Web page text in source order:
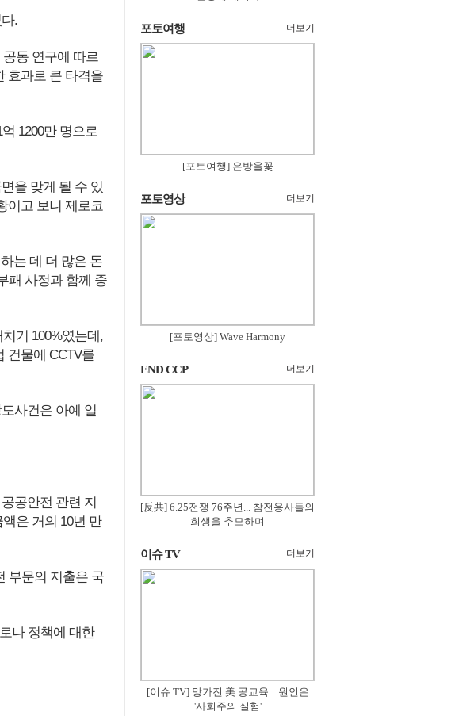
.
공동 연구에 따르
효과로 큰 타격을
1200만 명으로
을 맞게 될 수 있
이고 보니 제로코
는 데 더 많은 돈
패 사정과 함께 중
기 100%였는데,
건물에 CCTV를
사건은 아예 일
공안전 관련 지
은 거의 10년 만
부문의 지출은 국
나 정책에 대한
포토여행 더보기
[포토여행] 은방울꽃
포토영상 더보기
[포토영상] Wave Harmony
END CCP 더보기
[反共] 6.25전쟁 76주년... 참전용사들의
희생을 추모하며
이슈 TV 더보기
[이슈 TV] 망가진 美 공교육... 원인은
'사회주의 실험'